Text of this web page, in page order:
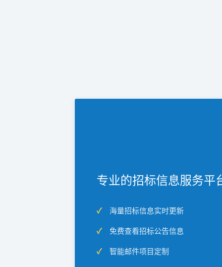
专业的招标信息服务平
海量招标信息实时更新
免费查看招标公告信息
智能邮件项目定制